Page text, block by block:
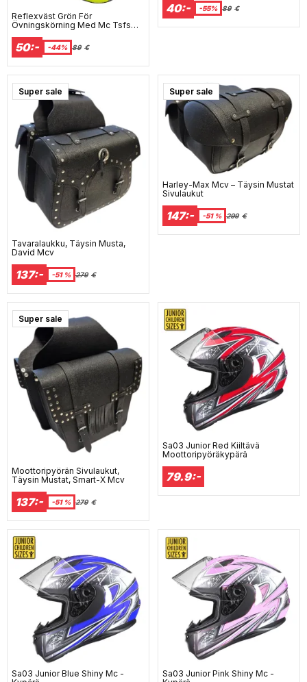
Reflexväst Grön För
Övningskörning Med Mc Tsfs
50:- -44% 89 €
40:- -55% 89 €
Super sale
Tavaralaukku, Täysin Musta,
David Mcv
137:- -51 % 279 €
Super sale
Harley-Max Mcv – Täysin Mustat
Sivulaukut
147:- -51 % 299 €
Super sale
Moottoripyörän Sivulaukut,
Täysin Mustat, Smart-X Mcv
137:- -51 % 279 €
Sa03 Junior Red Kiiltävä
Moottoripyöräkypärä
79.9:-
Sa03 Junior Blue Shiny Mc -
Sa03 Junior Pink Shiny Mc -